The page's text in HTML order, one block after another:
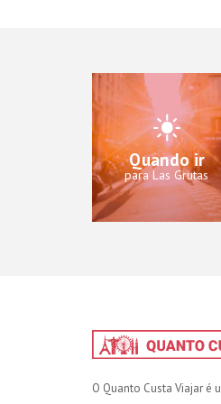
Quando ir
para Las Grutas
O Quanto Custa Viajar é